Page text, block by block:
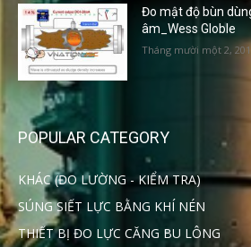
Đo mật độ bùn
âm_Wess Globle
Tháng mười một 2,
POPULAR CATEGORY
KHÁC (ĐO LƯỜNG - KIỂM TRA)
SÚNG SIẾT LỰC BẰNG KHÍ NÉN
THIẾT BỊ ĐO LỰC CĂNG BU LÔNG